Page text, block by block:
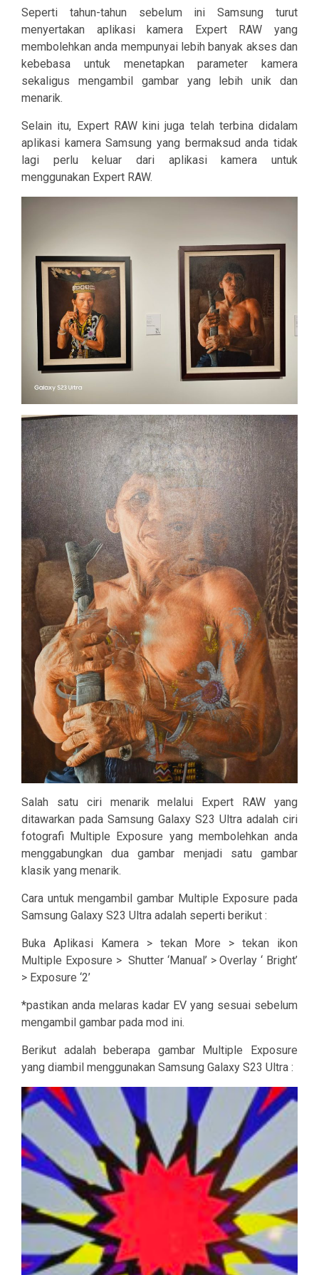
Seperti tahun-tahun sebelum ini Samsung turut
menyertakan aplikasi kamera Expert RAW yang
membolehkan anda mempunyai lebih banyak akses dan
kebebasa untuk menetapkan parameter kamera
sekaligus mengambil gambar yang lebih unik dan
menarik.
Selain itu, Expert RAW kini juga telah terbina didalam
aplikasi kamera Samsung yang bermaksud anda tidak
lagi perlu keluar dari aplikasi kamera untuk
menggunakan Expert RAW.
Salah satu ciri menarik melalui Expert RAW yang
ditawarkan pada Samsung Galaxy S23 Ultra adalah ciri
fotografi Multiple Exposure yang membolehkan anda
menggabungkan dua gambar menjadi satu gambar
klasik yang menarik.
Cara untuk mengambil gambar Multiple Exposure pada
Samsung Galaxy S23 Ultra adalah seperti berikut :
Buka Aplikasi Kamera > tekan More > tekan ikon
Multiple Exposure > Shutter ‘Manual’ > Overlay ‘ Bright’
> Exposure ‘2’
*pastikan anda melaras kadar EV yang sesuai sebelum
mengambil gambar pada mod ini.
Berikut adalah beberapa gambar Multiple Exposure
yang diambil menggunakan Samsung Galaxy S23 Ultra :